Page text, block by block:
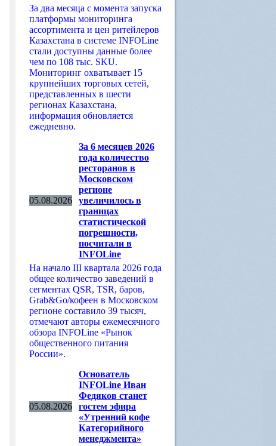
За два месяца с момента запуска
платформы мониторинга
ассортимента и цен ритейлеров
Казахстана в системе INFOLine
стали доступны данные более
чем по 108 тыс. SKU.
Мониторинг охватывает 15
крупнейших торговых сетей,
представленных в шести
регионах Казахстана,
информация обновляется
ежедневно.
05.08.2026
За 6 месяцев 2026
года количество
ресторанов в
Московском
регионе
увеличилось в
границах
статистической
погрешности,
посчитали в
INFOLine
На начало III квартала 2026 года
общее количество заведений в
сегментах QSR, TSR, баров,
Grab&Go/кофеен в Московском
регионе составило 39 тысяч,
отмечают авторы ежемесячного
обзора INFOLine «Рынок
общественного питания
России».
05.08.2026
Основатель
INFOLine Иван
Федяков станет
гостем эфира
«Утренний кофе
Категорийного
менеджмента»